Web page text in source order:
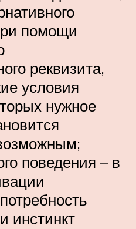
помощи
реквизита,
условия
нужное
поведения – в
инстинкт